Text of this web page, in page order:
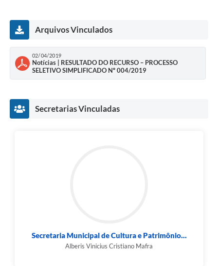
Arquivos Vinculados
02/04/2019
Notícias | RESULTADO DO RECURSO – PROCESSO
SELETIVO SIMPLIFICADO Nº 004/2019
Secretarias Vinculadas
Secretaria Municipal de Cultura e Patrimônio...
Alberis Vinicius Cristiano Mafra